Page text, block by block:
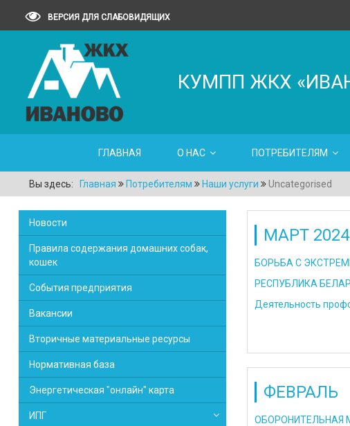
ВЕРСИЯ ДЛЯ СЛАБОВИДЯЩИХ
КУМПП ЖКХ
ГЛАВНАЯ О НАС ПОТРЕБИТЕЛЯМ
Вы здесь: Главная Потребителям Наши услуги Uncategorised
Новости
Правила содержания домашних собак,
кошек
События предприятия
Вакансии
Вторичные материальные ресурсы
Нормативная база
Энергетическая "онлайн" карта
ИПГ
МАРТ 2024
БОРЬБА С
РЕСПУБЛИКА
Деятельность
ФЕВРАЛЬ
ОБОРОНИТЕЛЬНАЯ